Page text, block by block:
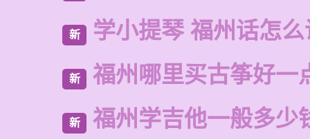
新 学小提琴 福州话怎
新 福州哪里买古筝好一
新 福州学吉他一般多少